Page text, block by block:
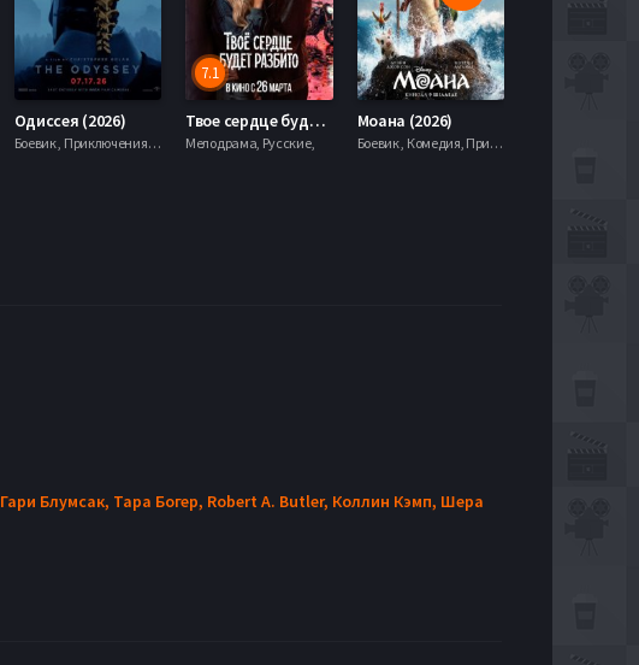
Одиссея (2026)
Боевик , Приключения, Фэнтези,
7.1
Твое сердце будет разбито (2026)
Мелодрама, Русские,
Моана (2026)
Боевик , Комедия, Приключения, Семейный, Фэнтези,
Гари Блумсак, Тара Богер, Robert A. Butler, Коллин Кэмп, Шера